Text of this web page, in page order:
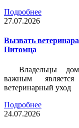
Подробнее
27.07.2026
Вызвать
Питомца
Владельцы
важным
ветеринарный уход
Подробнее
24.07.2026